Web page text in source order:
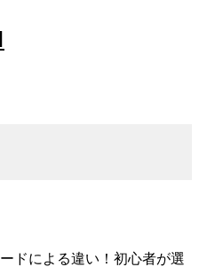
ドによる違い！初心者が選